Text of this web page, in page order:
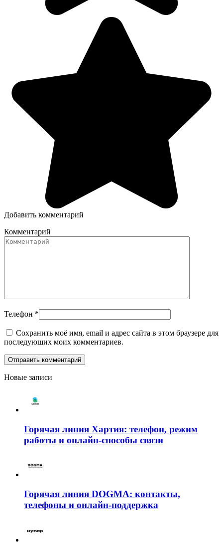
Добавить комментарий
Комментарий
Телефон *
Сохранить моё имя, email и адрес сайта в этом браузере для
последующих моих комментариев.
Новые записи
Горячая линия Хартия: телефон, режим
работы и онлайн-способы связи
Горячая линия DOGMA: контакты,
телефоны и онлайн-поддержка